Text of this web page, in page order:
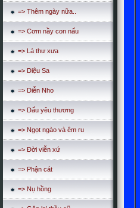
=> Thêm ngày nữa..
=> Cơm nầy con nấu
=> Lá thư xưa
=> Diệu Sa
=> Diễn Nho
=> Dấu yêu thương
=> Ngọt ngào và êm ru
=> Đời viễn xứ
=> Phận cát
=> Nụ hồng